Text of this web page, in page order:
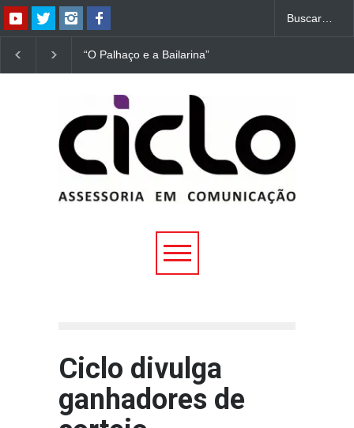
“O Palhaço e a Bailarina”
estreia hoje (1º) em
Uberlândia
Uberlândia
Ciclo divulga
ganhadores de